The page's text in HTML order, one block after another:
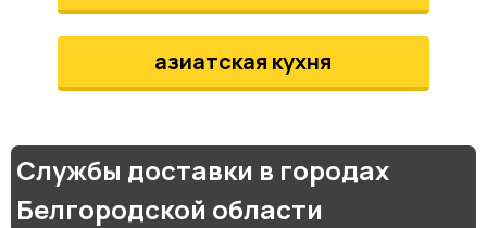
азиатская кухня
Службы доставки в городах
Белгородской области